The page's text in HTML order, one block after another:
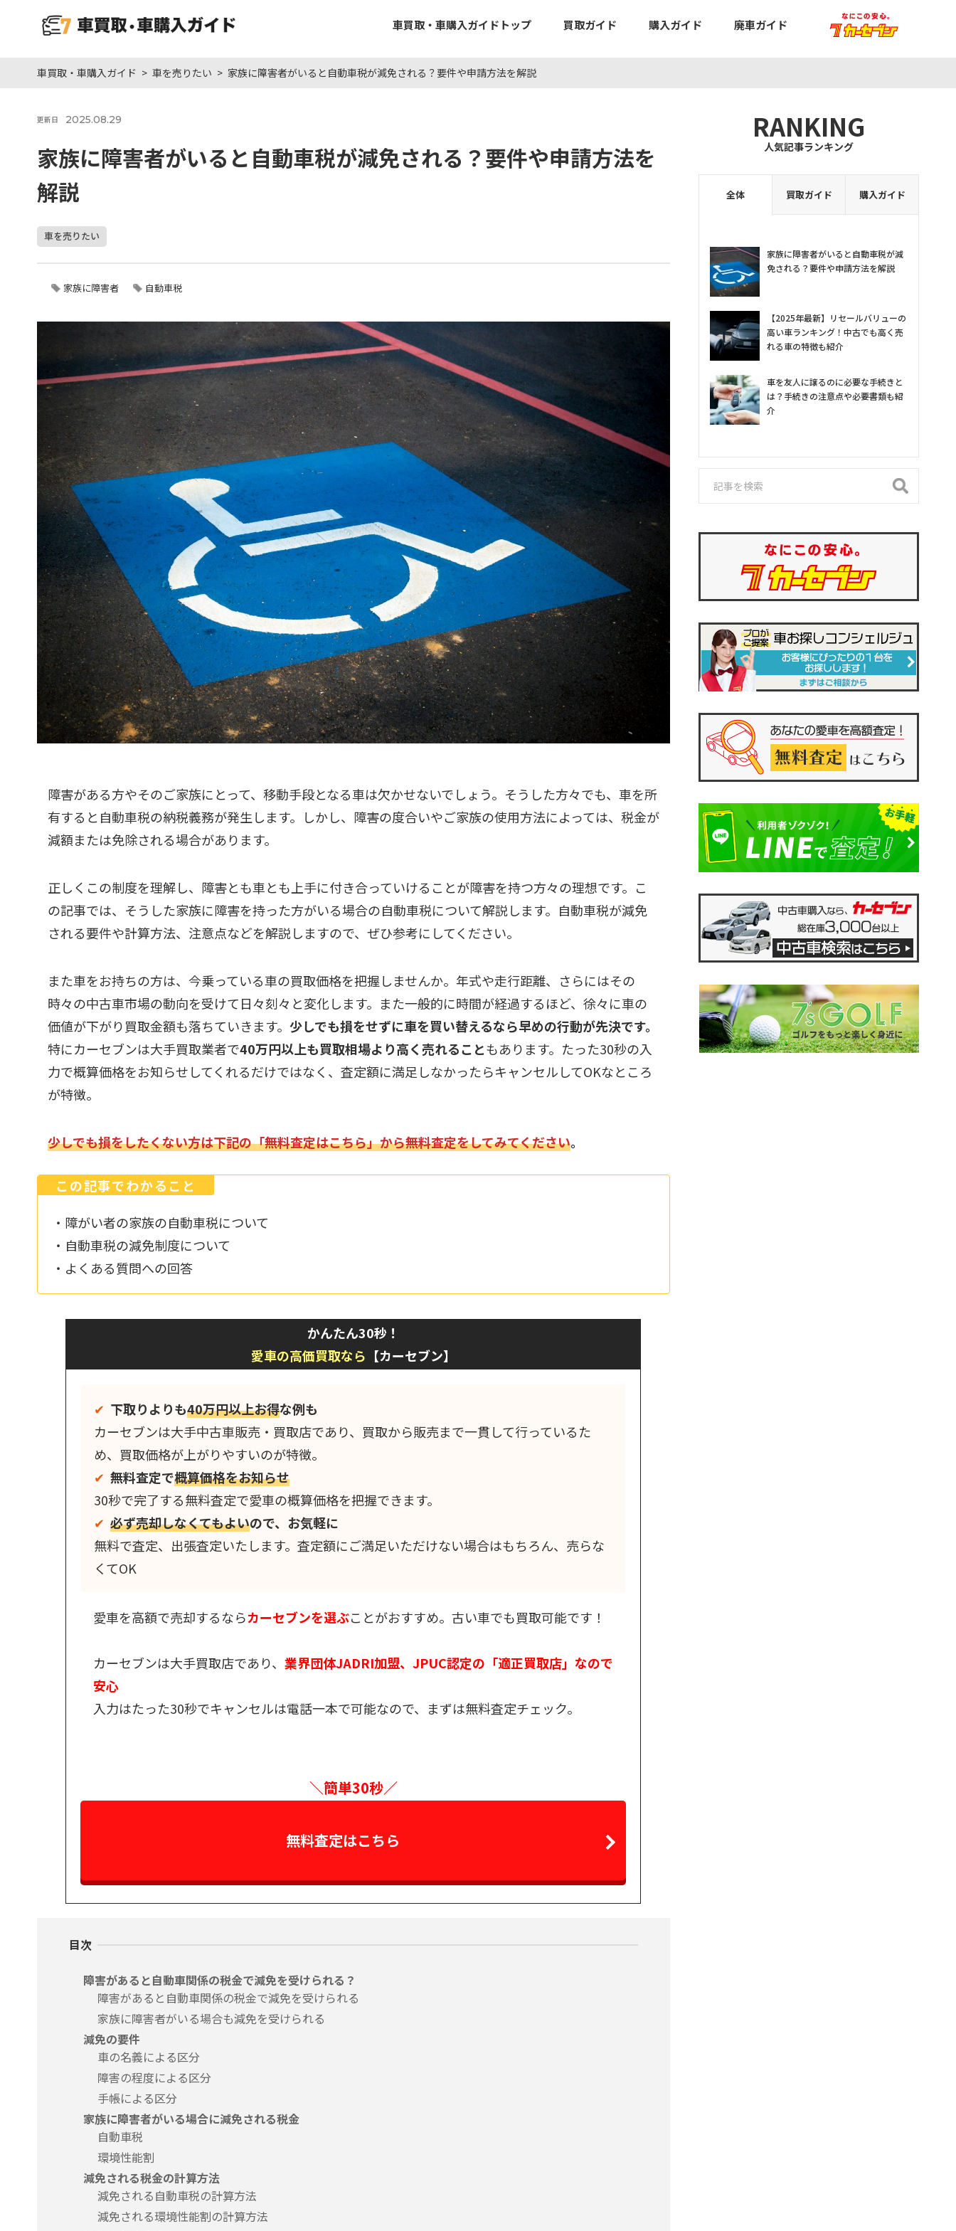
車買取・車購入ガイドトップ 買取ガイド 購入ガイド 廃車ガイド
車買取・車購入ガイド 車を売りたい 家族に障害者がいると自動車税が減免される？要件や申請方法を解説
更新日 2025.08.29
家族に障害者がいると自動車税が減免される？要件や申請方法を
解説
車を売りたい
家族に障害者 自動車税
障害がある方やそのご家族にとって、移動手段となる車は欠かせないでしょう。そうした方々でも、車を所
有すると自動車税の納税義務が発生します。しかし、障害の度合いやご家族の使用方法によっては、税金が
減額または免除される場合があります。
正しくこの制度を理解し、障害とも車とも上手に付き合っていけることが障害を持つ方々の理想です。こ
の記事では、そうした家族に障害を持った方がいる場合の自動車税について解説します。自動車税が減免
される要件や計算方法、注意点などを解説しますので、ぜひ参考にしてください。
また車をお持ちの方は、今乗っている車の買取価格を把握しませんか。年式や走行距離、さらにはその
時々の中古車市場の動向を受けて日々刻々と変化します。また一般的に時間が経過するほど、徐々に車の
価値が下がり買取金額も落ちていきます。 少しでも損をせずに車を買い替えるなら早めの行動が先決です。
特にカーセブンは大手買取業者で40万円以上も買取相場より高く売れることもあります。たった30秒の入
力で概算価格をお知らせしてくれるだけではなく、査定額に満足しなかったらキャンセルしてOKなところ
が特徴。
少しでも損をしたくない方は下記の「無料査定はこちら」から無料査定をしてみてください。
この記事でわかること
・障がい者の家族の自動車税について
・自動車税の減免制度について
・よくある質問への回答
かんたん30秒！
愛車の高価買取なら 【カーセブン】
✔︎ 下取りよりも40万円以上お得な例も
カーセブンは大手中古車販売・買取店であり、買取から販売まで一貫して行っているた
め、買取価格が上がりやすいのが特徴。
✔︎ 無料査定で概算価格をお知らせ
30秒で完了する無料査定で愛車の概算価格を把握できます。
✔︎ 必ず売却しなくてもよいので、お気軽に
無料で査定、出張査定いたします。査定額にご満足いただけない場合はもちろん、売らな
くてOK
愛車を高額で売却するならカーセブンを選ぶことがおすすめ。古い車でも買取可能です！
カーセブンは大手買取店であり、 業界団体JADRI加盟、JPUC認定の「適正買取店」なので
安心
入力はたった30秒でキャンセルは電話一本で可能なので、まずは無料査定チェック。
＼簡単30秒／
無料査定はこちら
目次
障害があると自動車関係の税金で減免を受けられる？
障害があると自動車関係の税金で減免を受けられる
家族に障害者がいる場合も減免を受けられる
減免の要件
車の名義による区分
障害の程度による区分
手帳による区分
家族に障害者がいる場合に減免される税金
自動車税
環境性能割
減免される税金の計算方法
減免される自動車税の計算方法
減免される環境性能割の計算方法
RANKING
人気記事ランキング
全体 買取ガイド 購入ガイド
家族に障害者がいると自動車税が減
免される？要件や申請方法を解説
【2025年最新】リセールバリューの
高い車ランキング！中古でも高く売
れる車の特徴も紹介
車を友人に譲るのに必要な手続きと
は？手続きの注意点や必要書類も紹
介